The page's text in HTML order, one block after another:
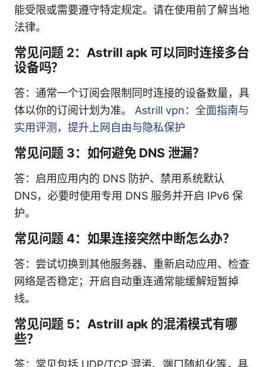
能受限或需要遵守特定规定。请在使用前了解当地
法律。
常见问题 2：Astrill apk 可以同时连接多台
设备吗？
答：通常一个订阅会限制同时连接的设备数量，具
体以你的订阅计划为准。 Astrill vpn：全面指南与
实用评测，提升上网自由与隐私保护
常见问题 3：如何避免 DNS 泄漏？
答：启用应用内的 DNS 防护、禁用系统默认
DNS，必要时使用专用 DNS 服务并开启 IPv6 保
护。
常见问题 4：如果连接突然中断怎么办？
答：尝试切换到其他服务器、重新启动应用、检查
网络是否稳定；开启自动重连通常能缓解短暂掉
线。
常见问题 5：Astrill apk 的混淆模式有哪
些？